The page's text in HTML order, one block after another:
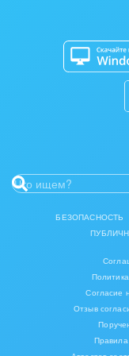
Интерьер,
Мебель, лес,
Медицина и
Металлургия
Кибербезопасность
Битрикс24 Маркет
Разработчикам
БЕЗОПАСНОСТЬ
Согласие
Отзыв